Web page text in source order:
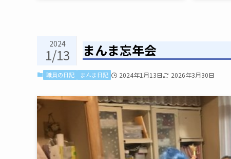
まんま忘年会
2024
1/13
職員の日記 まんま日記 2024年1月13日 2026年3月30日